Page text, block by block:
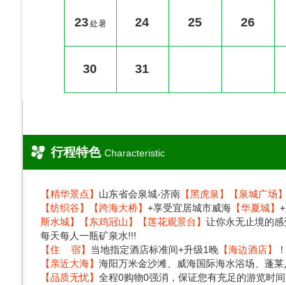
23处暑 24 25 26
30 31
行程特色 Characteristic
【精华景点】 山东省会泉城-济南 【黑虎泉】 【泉城广场】
【纺织谷】
【跨海大桥】 +享受宜居城市威海 【华夏城】
斯水城】
【东鸡冠山】 【莲花观景台】 让你永无止境的
每天每人一瓶矿泉水!!!
【住 宿】 当地指定酒店标准间+升级1晚 【海边酒店】
！
【亲近大海】 海阳万米金沙滩、威海国际海水浴场、蓬
【品质无忧】 全程0购物0强消，保证您有充足的游览时